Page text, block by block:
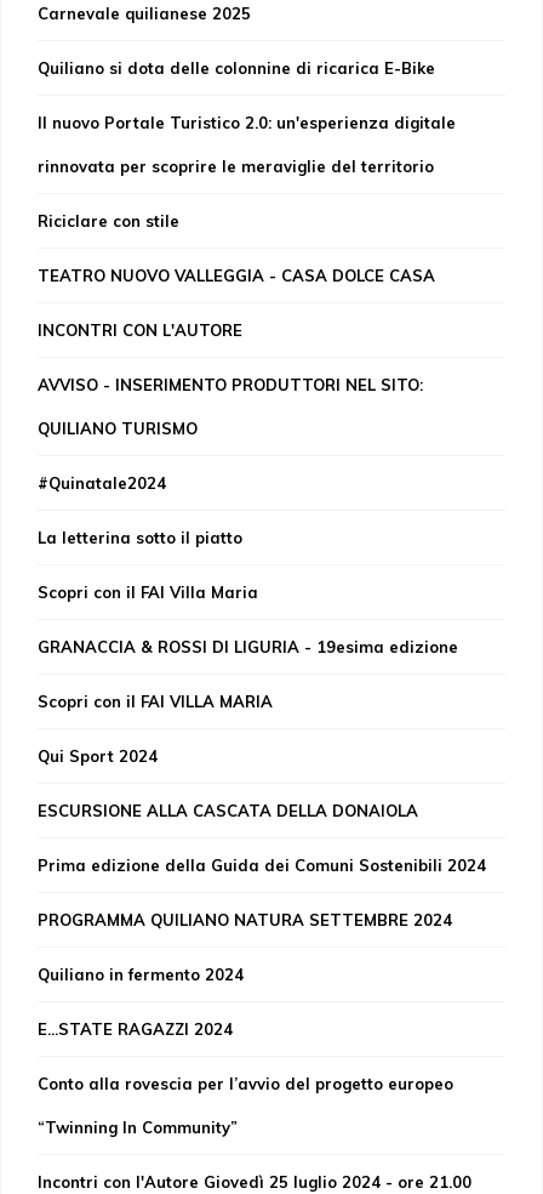
Carnevale quilianese 2025
Quiliano si dota delle colonnine di ricarica E-Bike
Il nuovo Portale Turistico 2.0: un'esperienza digitale
rinnovata per scoprire le meraviglie del territorio
Riciclare con stile
TEATRO NUOVO VALLEGGIA - CASA DOLCE CASA
INCONTRI CON L'AUTORE
AVVISO - INSERIMENTO PRODUTTORI NEL SITO:
QUILIANO TURISMO
#Quinatale2024
La letterina sotto il piatto
Scopri con il FAI Villa Maria
GRANACCIA & ROSSI DI LIGURIA - 19esima edizione
Scopri con il FAI VILLA MARIA
Qui Sport 2024
ESCURSIONE ALLA CASCATA DELLA DONAIOLA
Prima edizione della Guida dei Comuni Sostenibili 2024
PROGRAMMA QUILIANO NATURA SETTEMBRE 2024
Quiliano in fermento 2024
E...STATE RAGAZZI 2024
Conto alla rovescia per l’avvio del progetto europeo
“Twinning In Community”
Incontri con l'Autore Giovedì 25 luglio 2024 - ore 21.00